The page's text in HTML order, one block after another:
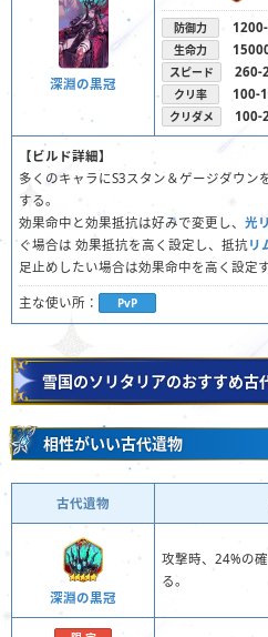
深淵の黒冠
防御力
生命力
スピード 260-
クリ率 100-
クリダメ 100-
【ビルド詳細】
多くのキャラにS3スタン＆ゲージダウン
する。
効果命中と効果抵抗は好みで変更し、 光
ぐ場合は 効果抵抗を高く設定し、抵抗 リ
足止めしたい場合は効果命中を高く設定す
主な使い所： PvP
雪国のソリタリアのおすすめ古
相性がいい古代遺物
古代遺物
深淵の黒冠
攻撃時、24%の
る。